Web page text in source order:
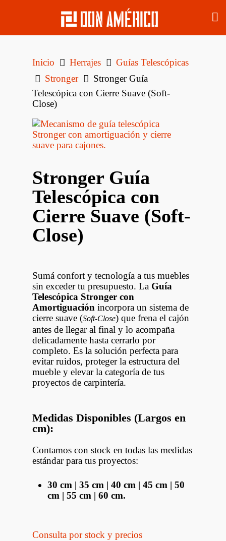
Inicio Herrajes
Guías Telescópicas
Stronger
Stronger Guía
Telescópica con Cierre Suave (Soft-
Close)
Stronger Guía
Telescópica con
Cierre Suave (Soft-
Close)
Sumá confort y tecnología a tus muebles
sin exceder tu presupuesto. La Guía
Telescópica Stronger con
Amortiguación incorpora un sistema de
cierre suave (Soft-Close) que frena el cajón
antes de llegar al final y lo acompaña
delicadamente hasta cerrarlo por
completo. Es la solución perfecta para
evitar ruidos, proteger la estructura del
mueble y elevar la categoría de tus
proyectos de carpintería.
Medidas Disponibles (Largos en
cm):
Contamos con stock en todas las medidas
estándar para tus proyectos:
30 cm | 35 cm | 40 cm | 45 cm | 50
cm | 55 cm | 60 cm.
Consulta por stock y precios